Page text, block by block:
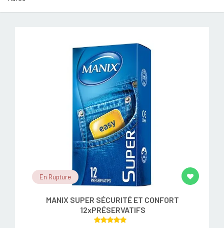
En Rupture
MANIX SUPER SÉCURITÉ ET CONFORT
12xPRÉSERVATIFS